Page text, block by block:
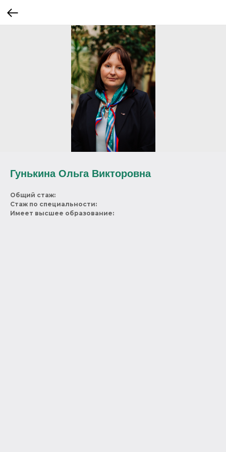
Гунькина Ольга Викторовна
Общий стаж:
Стаж по специальности:
Имеет высшее образование: